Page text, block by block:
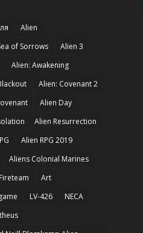
Alien
of Sorrows
Alien 3
Alien: Awakening
Alien: Covenant 2
Alien Day
Alien Resurrection
Alien RPG 2019
Aliens Colonial Marines
Art
LV-426
NECA